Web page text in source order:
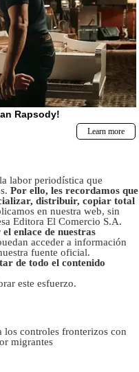
labor periodística que
Por ello, les recordamos que
distribuir, copiar total
en nuestra web, sin
Editora El Comercio S.A.
enlace de nuestras
acceder a información
fuente oficial.
de todo el contenido
este esfuerzo.
los controles fronterizos con
migrantes